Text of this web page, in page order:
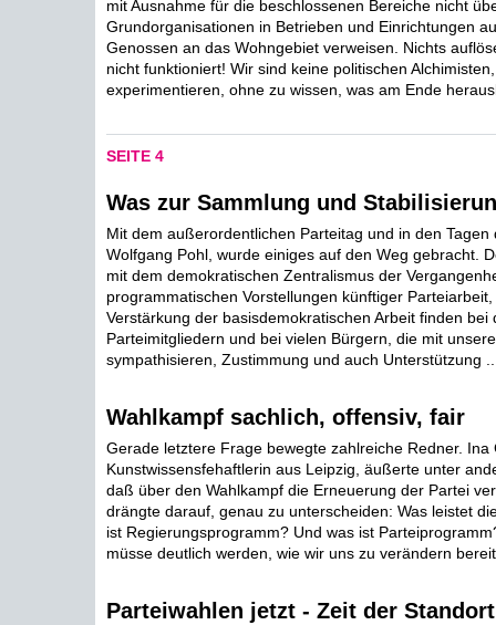
mit Ausnahme für die beschlossenen Bereiche nicht
Grundorganisationen in Betrieben und Einrichtungen
Genossen an das Wohngebiet verweisen. Nichts
nicht funktioniert! Wir sind keine politischen
experimentieren, ohne zu wissen, was am Ende
SEITE 4
Was zur Sammlung und
Mit dem außerordentlichen Parteitag und in den Tagen
Wolfgang Pohl, wurde einiges auf den Weg gebracht.
mit dem demokratischen Zentralismus der
programmatischen Vorstellungen künftiger
Verstärkung der basisdemokratischen Arbeit finden bei
Parteimitgliedern und bei vielen Bürgern, die mit
sympathisieren, Zustimmung und auch Unterstützung
Wahlkampf sachlich, offensiv, fair
Gerade letztere Frage bewegte zahlreiche Redner. Ina
Kunstwissensfehaftlerin aus Leipzig, äußerte unter
daß über den Wahlkampf die Erneuerung der Partei
drängte darauf, genau zu unterscheiden: Was leistet
ist Regierungsprogramm? Und was ist
müsse deutlich werden, wie wir uns zu verändern
Parteiwahlen jetzt - Zeit der